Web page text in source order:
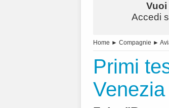
Accedi
Home ► Compagnie ►
Primi
Venezia